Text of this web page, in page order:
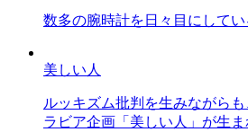
数多の腕時計を日々目にして
美しい人
ルッキズム批判を生みながら
ラビア企画「美しい人」が生